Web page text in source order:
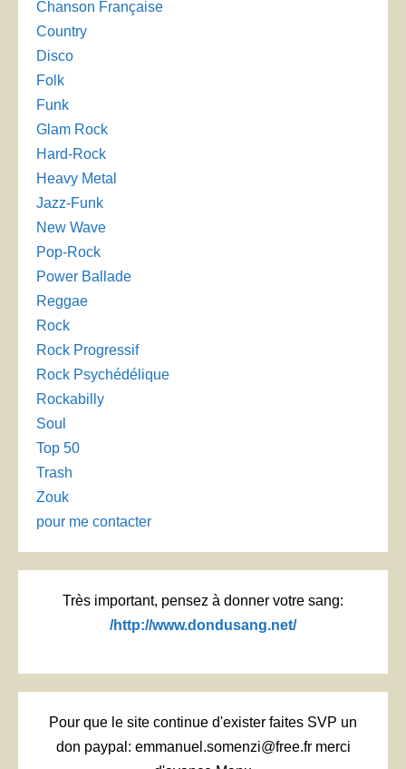
Chanson Française
Country
Disco
Folk
Funk
Glam Rock
Hard-Rock
Heavy Metal
Jazz-Funk
New Wave
Pop-Rock
Power Ballade
Reggae
Rock
Rock Progressif
Rock Psychédélique
Rockabilly
Soul
Top 50
Trash
Zouk
pour me contacter
Très important, pensez à donner votre sang:
/http://www.dondusang.net/
Pour que le site continue d'exister faites SVP un
don paypal: emmanuel.somenzi@free.fr merci